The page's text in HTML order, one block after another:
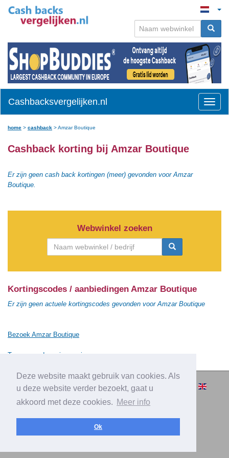
Deze website maakt gebruik van cookies. Als
u deze website verder bezoekt, gaat u
akkoord met deze cookies. Meer info
Ok
Toggle
Cashbacksvergelijken.nl
home > cashback >Amzar Boutique
Cashback korting bij Amzar Boutique
Er zijn geen cash back kortingen (meer) gevonden voor Amzar
Boutique.
Webwinkel zoeken
Kortingscodes / aanbiedingen Amzar Boutique
Er zijn geen actuele kortingscodes gevonden voor Amzar Boutique
Bezoek Amzar Boutique
Terug naar de vorige pagina
© 2010-2026 Cashbacksvergelijken.nl -
Over Cashbacksvergelijken.nl | Privacy |
Adverteren | Contact